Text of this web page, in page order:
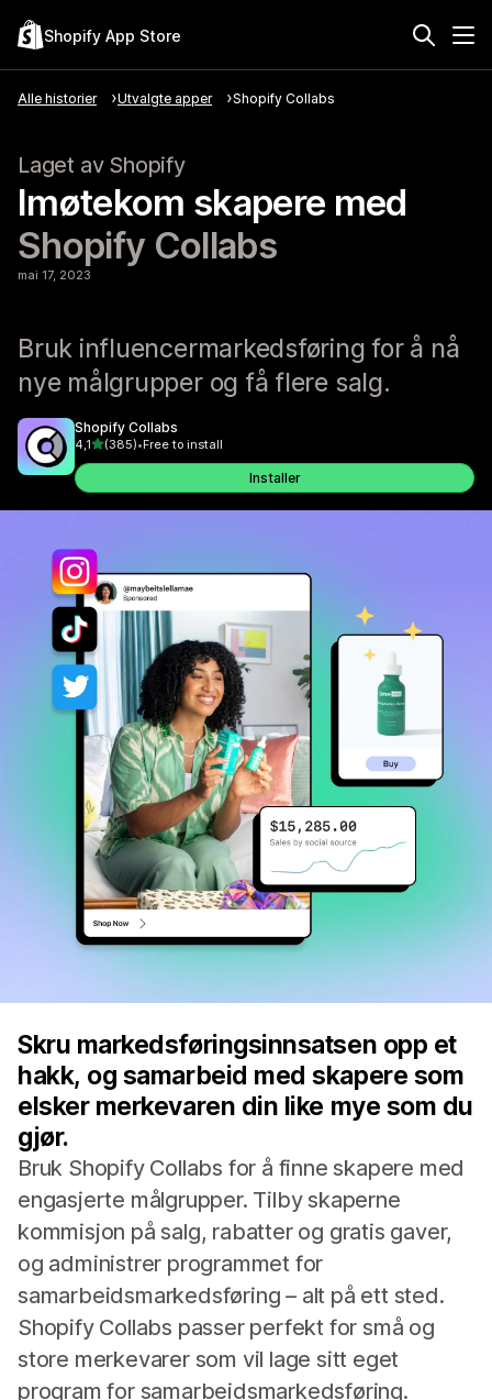
Shopify App Store
Alle historier Utvalgte apper Shopify Collabs
Laget av Shopify
Imøtekom skapere med
Shopify Collabs
mai 17, 2023
Bruk influencermarkedsføring for å nå
nye målgrupper og få flere salg.
Shopify Collabs
4,1av 5 stjerner
(385)
Totalt 385 omtaler
•Free to install
Installer
Skru markedsføringsinnsatsen opp et
hakk, og samarbeid med skapere som
elsker merkevaren din like mye som du
gjør.
Bruk Shopify Collabs for å finne skapere med
engasjerte målgrupper. Tilby skaperne
kommisjon på salg, rabatter og gratis gaver,
og administrer programmet for
samarbeidsmarkedsføring – alt på ett sted.
Shopify Collabs passer perfekt for små og
store merkevarer som vil lage sitt eget
program for samarbeidsmarkedsføring.